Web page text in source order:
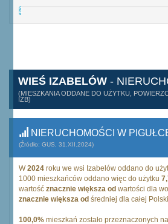
2
WIEŚ IZABELÓW -
(MIESZKANIA ODDANE DO UŻYTKU,
IZB)
NIERUCHOMOŚCI W
(Źródło: GUS, 31.XII.2024)
W2024 roku we wsi Izabelów oddano do
1000 mieszkańców oddano więc do użytku
wartość znacznie większa od wartości dla
znacznie większa od średniej dla całej
100,0% mieszkań zostało przeznaczonych